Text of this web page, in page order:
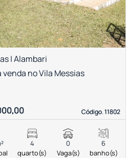
| Alambari
Código. 11802
Código. 11802
venda no Vila Messias
4
quarto(s)
0
Vaga(s)
6
banho(s)